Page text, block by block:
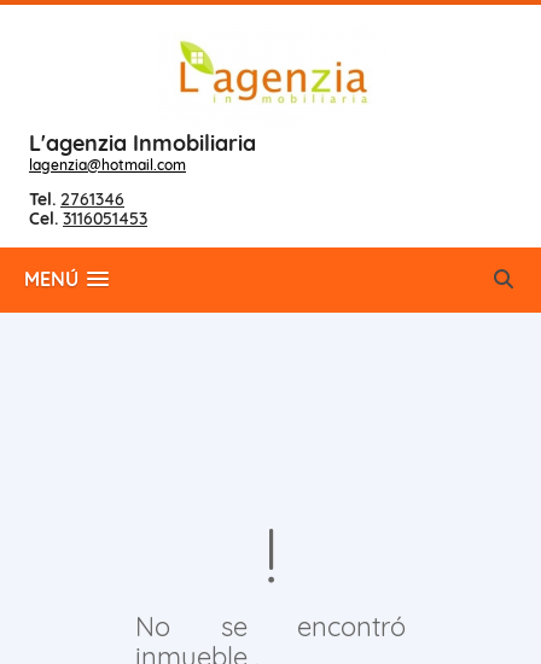
L'agenzia Inmobiliaria
lagenzia@hotmail.com
Tel. 2761346
Cel. 3116051453
MENÚ
No se encontró
inmueble .